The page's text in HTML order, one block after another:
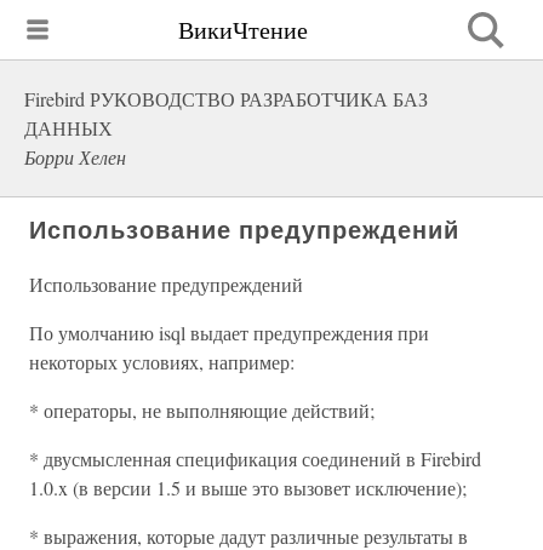
ВикиЧтение
Firebird РУКОВОДСТВО РАЗРАБОТЧИКА БАЗ
ДАННЫХ
Борри Хелен
Использование предупреждений
Использование предупреждений
По умолчанию isql выдает предупреждения при
некоторых условиях, например:
* операторы, не выполняющие действий;
* двусмысленная спецификация соединений в Firebird
1.0.x (в версии 1.5 и выше это вызовет исключение);
* выражения, которые дадут различные результаты в